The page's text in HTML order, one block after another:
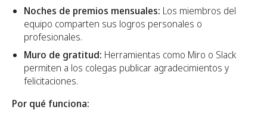
Noches de premios mensuales: Los miembros del
equipo comparten sus logros personales o
profesionales.
Muro de gratitud: Herramientas como Miro o Slack
permiten a los colegas publicar agradecimientos y
felicitaciones.
Por qué funciona: